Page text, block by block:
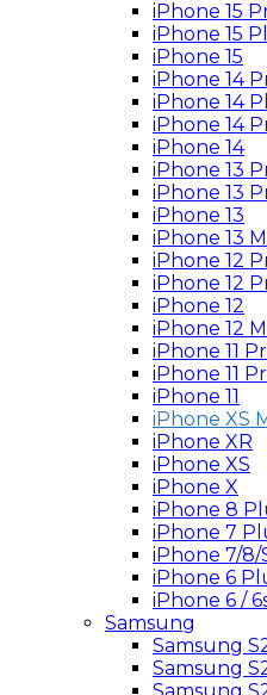
iPhone 15
iPhone 15
iPhone 15
iPhone 14
iPhone 14
iPhone 14
iPhone 14
iPhone 13
iPhone 13
iPhone 13
iPhone 13
iPhone 12
iPhone 12
iPhone 12
iPhone 12
iPhone 11
iPhone 11
iPhone 11
iPhone XS
iPhone XR
iPhone XS
iPhone X
iPhone 8
iPhone 7
iPhone 7/8/
iPhone 6
iPhone 6 /
Samsung
Samsung
Samsung